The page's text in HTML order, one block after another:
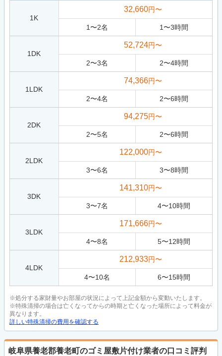
1K
32,660円〜
1 〜2名 1 〜3時間
1DK
52,724円〜
2〜3名 2〜4時間
1LDK
74,366円〜
2〜4名 2〜6時間
2DK
94,275円〜
2〜5名 2〜6時間
2LDK
122,000円〜
3〜6名 3〜8時間
3DK
141,310円〜
3〜7名 4〜10時間
3LDK
171,666円〜
4〜8名 5〜12時間
4LDK
212,933円〜
4〜10名 6〜15時間
※処分する家財量やお部屋の状況によって上記金額から変動いたします。
※特殊清掃の場合は亡くなってからの時期と亡くなった場所によって料金が
異なります。
詳しい特殊清掃の費用を確認する
岐阜県養老郡養老町のゴミ屋敷片付け業者の口コミ評判